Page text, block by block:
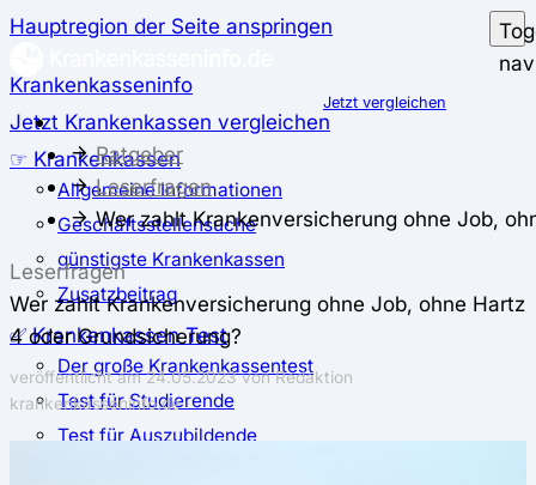
Hauptregion der Seite anspringen
Krankenkasseninfo
Jetzt Krankenkassen vergleichen
☞ Krankenkassen
Allgemeine Informationen
Geschäftsstellensuche
günstigste Krankenkassen
Zusatzbeitrag
✅ Krankenkassen Test
Der große Krankenkassentest
Test für Studierende
Test für Auszubildende
Jetzt vergleichen
Ratgeber
Leserfragen
Wer zahlt Krankenversicherung ohne Job,
Leserfragen
Wer zahlt Krankenversicherung ohne Job, ohne Hartz
4 oder Grundsicherung?
veröffentlicht am24.05.2023von Redaktion
krankenkasseninfo.de